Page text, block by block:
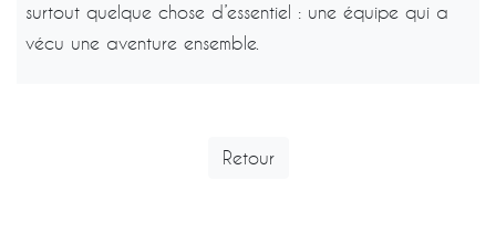
surtout quelque chose d’essentiel : une équipe qui a
vécu une aventure ensemble.
Retour